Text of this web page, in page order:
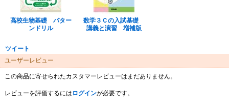
高校生物基礎 パター
ンドリル
数学３Ｃの入試基礎
講義と演習 増補版
ツイート
ユーザーレビュー
この商品に寄せられたカスタマーレビューはまだありません。
レビューを評価するには ログインが必要です。